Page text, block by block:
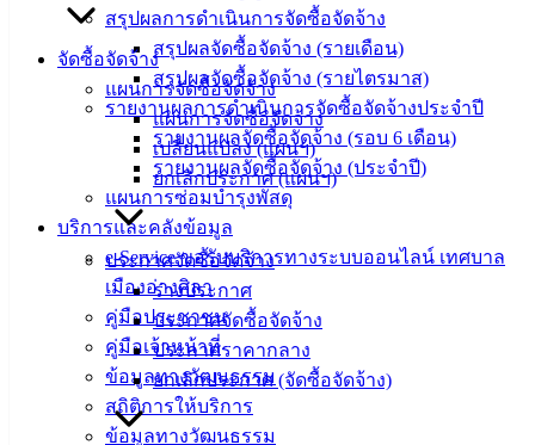
สรุปผลการดำเนินการจัดซื้อจัดจ้าง
สรุปผลจัดซื้อจัดจ้าง (รายเดือน)
สรุปผลจัดซื้อจัดจ้าง (รายไตรมาส)
รายงานผลการดำเนินการจัดซื้อจัดจ้างประจำปี
รายงานผลจัดซื้อจัดจ้าง (รอบ 6 เดือน)
รายงานผลจัดซื้อจัดจ้าง (ประจำปี)
แผนการซ่อมบำรุงพัสดุ
บริการและคลังข้อมูล
e-Service ขอรับบริการทางระบบออนไลน์ เทศบาล
เมืองอ่างศิลา
คู่มือประชาชน
คู่มือเจ้าหน้าที่
ข้อมูลทางวัฒนธรรม
สถิติการให้บริการ
ข้อมูลทางวัฒนธรรม
จัดซื้อจัดจ้าง
แผนการจัดซื้อจัดจ้าง
แผนการจัดซื้อจัดจ้าง
เปลี่ยนแปลง (แผนฯ)
ยกเลิกประกาศ (แผนฯ)
ประกาศจัดซื้อจัดจ้าง
ร่างประกาศ
ประกาศจัดซื้อจัดจ้าง
ประกาศราคากลาง
ยกเลิกประกาศ (จัดซื้อจัดจ้าง)